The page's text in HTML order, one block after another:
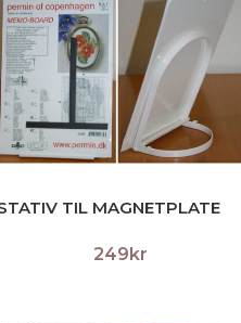
TIL MAGNETPLATE
249kr